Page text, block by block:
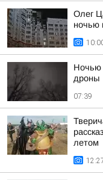
Олег
ночью
Ночью
дроны
07:39
летом